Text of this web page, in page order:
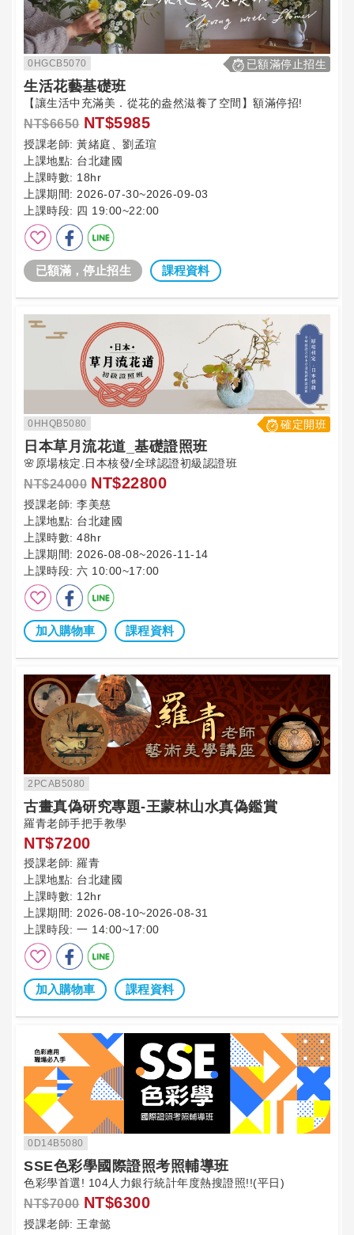
0HGCB5070 已額滿停止招生
生活花藝基礎班
【讓生活中充滿美．從花的盎然滋養了空間】額滿停招!
NT$6650 NT$5985
授課老師: 黃緒庭、劉孟瑄
上課地點: 台北建國
上課時數: 18hr
上課期間: 2026-07-30~2026-09-03
上課時段: 四 19:00~22:00
已額滿，停止招生 課程資料
0HHQB5080 確定開班
日本草月流花道_基礎證照班
🌸原場核定.日本核發/全球認證初級認證班
NT$24000 NT$22800
授課老師: 李美慈
上課地點: 台北建國
上課時數: 48hr
上課期間: 2026-08-08~2026-11-14
上課時段: 六 10:00~17:00
加入購物車 課程資料
2PCAB5080
古畫真偽研究專題-王蒙林山水真偽鑑賞
羅青老師手把手教學
NT$7200
授課老師: 羅青
上課地點: 台北建國
上課時數: 12hr
上課期間: 2026-08-10~2026-08-31
上課時段: 一 14:00~17:00
加入購物車 課程資料
0D14B5080
SSE色彩學國際證照考照輔導班
色彩學首選! 104人力銀行統計年度熱搜證照!!(平日)
NT$7000 NT$6300
授課老師: 王韋懿